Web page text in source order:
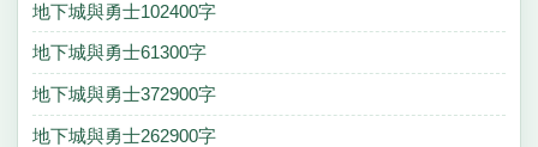
地下城與勇士102400字
地下城與勇士61300字
地下城與勇士372900字
地下城與勇士262900字